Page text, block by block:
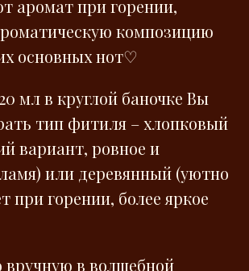
аромат при горении,
композицию
основных нот♡
мл в круглой баночке Вы
тип фитиля – хлопковый
вариант, ровное и
или деревянный (уютно
при горении, более яркое
вручную в волшебной